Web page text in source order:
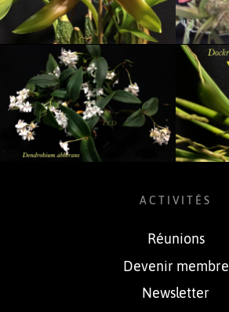
ACTIVITÉS
Réunions
Devenir membre
Newsletter